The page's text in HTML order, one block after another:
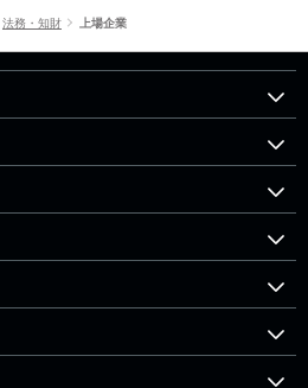
法務・知財 上場企業